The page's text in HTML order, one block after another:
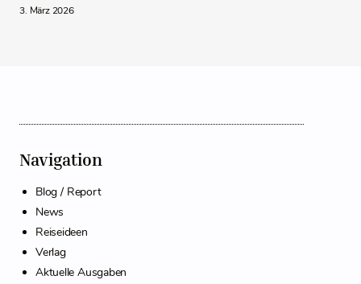
3. März 2026
Navigation
Blog / Report
News
Reiseideen
Verlag
Aktuelle Ausgaben